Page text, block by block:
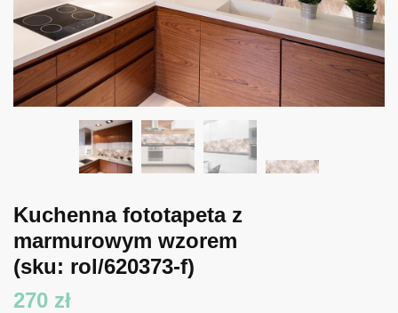
Kuchenna fototapeta z
marmurowym wzorem
(sku: rol/620373-f)
270 zł